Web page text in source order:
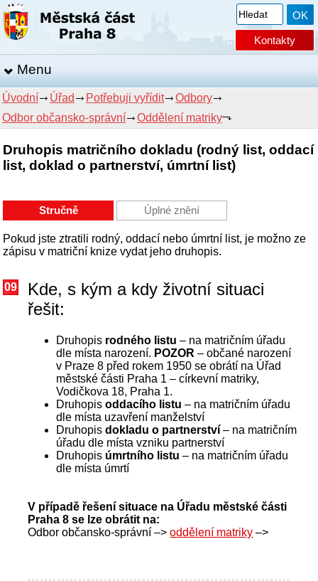
Kontakty
Menu
Úvodní Úřad Potřebuji vyřídit
Odbory
Odbor občansko-správní
Oddělení matriky
Druhopis matričního dokladu (rodný list, oddací
list, doklad o partnerství, úmrtní list)
Stručně Úplné znění
Pokud jste ztratili rodný, oddací nebo úmrtní list, je možno ze
zápisu v matriční knize vydat jeho druhopis.
09
Kde, s kým a kdy životní situaci
řešit:
Druhopis rodného listu – na matričním úřadu
dle místa narození. POZOR – občané narození
v Praze 8 před rokem 1950 se obrátí na Úřad
městské části Praha 1 – církevní matriky,
Vodičkova 18, Praha 1.
Druhopisoddacího listu – na matričním úřadu
dle místa uzavření manželství
Druhopisdokladu o partnerství – na matričním
úřadu dle místa vzniku partnerství
Druhopis úmrtního listu – na matričním úřadu
dle místa úmrtí
V případě řešení situace na Úřadu městské části
Praha 8 se lze obrátit na:
Odbor občansko-správní –>oddělení matriky –>